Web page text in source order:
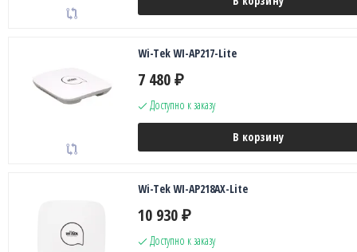
Wi-Tek WI-AP217-Lite
7 480 ₽
Доступно к заказу
В корзину
Wi-Tek WI-AP218AX-Lite
10 930 ₽
Доступно к заказу